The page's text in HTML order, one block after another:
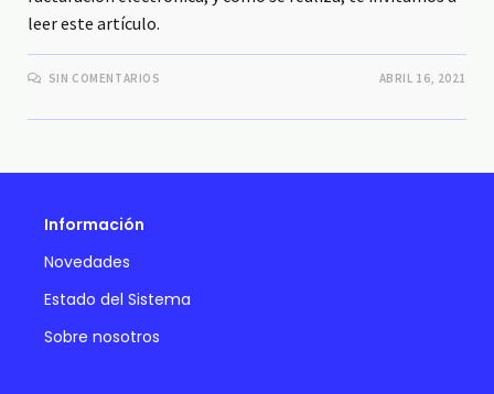
leer este artículo.
SIN COMENTARIOS ABRIL 16, 2021
Información
Novedades
Estado del Sistema
Sobre nosotros